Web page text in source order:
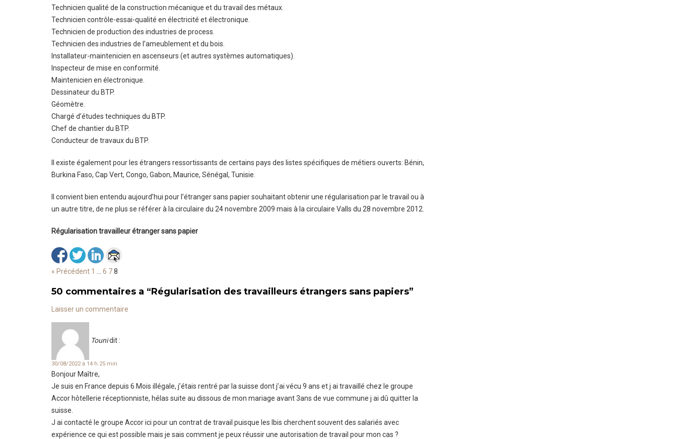
Technicien qualité de la construction mécanique et du travail des métaux.
Technicien contrôle-essai-qualité en électricité et électronique.
Technicien de production des industries de process.
Technicien des industries de l’ameublement et du bois.
Installateur-maintenicien en ascenseurs (et autres systèmes automatiques).
Inspecteur de mise en conformité.
Maintenicien en électronique.
Dessinateur du BTP.
Géomètre.
Chargé d’études techniques du BTP.
Chef de chantier du BTP.
Conducteur de travaux du BTP.
Il existe également pour les étrangers ressortissants de certains pays des listes spécifiques de métiers ouverts: Bénin,
Burkina Faso, Cap Vert, Congo, Gabon, Maurice, Sénégal, Tunisie.
Il convient bien entendu aujourd’hui pour l’étranger sans papier souhaitant obtenir une régularisation par le travail ou à
un autre titre, de ne plus se référer à la circulaire du 24 novembre 2009 mais à la circulaire Valls du 28 novembre 2012.
Régularisation travailleur étranger sans papier
« Précédent 1 6 78
50 commentaires a “Régularisation des travailleurs étrangers sans papiers”
Laisser un commentaire
Tounidit :
30/08/2022 à 14 h 25 min
Bonjour Maître,
Je suis en France depuis 6 Mois illégale, j’étais rentré par la suisse dont j’ai vécu 9 ans et j ai travaillé chez le groupe
Accor hôtellerie réceptionniste, hélas suite au dissous de mon mariage avant 3ans de vue commune j ai dû quitter la
suisse.
J ai contacté le groupe Accor ici pour un contrat de travail puisque les Ibis cherchent souvent des salariés avec
expérience ce qui est possible mais je sais comment je peux réussir une autorisation de travail pour mon cas ?